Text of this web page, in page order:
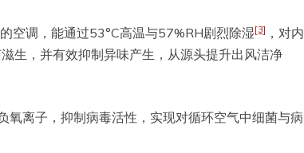
空调，能通过53°C高温与57%RH剧烈除湿[3] ，对内
生，并有效抑制异味产生，从源头提升出风洁净
氧离子，抑制病毒活性，实现对循环空气中细菌与病